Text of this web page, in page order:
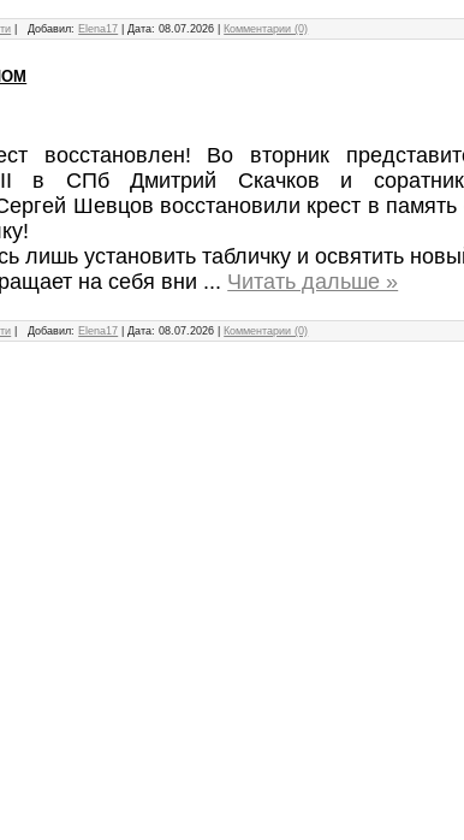
Добавил: Elena17 |Дата: 08.07.2026 Комментарии (0)
восстановлен! Во вторник
в СПб Дмитрий Скачков и
Шевцов восстановили крест в память
лишь установить табличку и освятить
на себя вни ... Читать дальше »
Добавил: Elena17 |Дата: 08.07.2026 Комментарии (0)